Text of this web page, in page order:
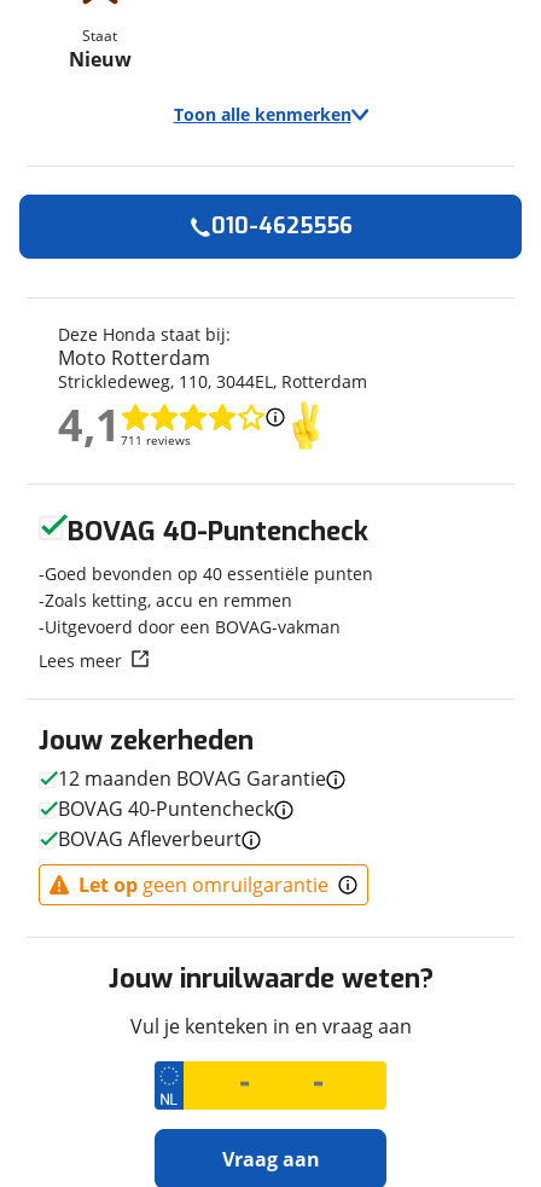
Staat
Nieuw
Toon alle kenmerken
Merk
Honda
Model
Bouwjaar
Modeljaar
2026
Categorie
Chopper
A rijbewijs
Soort voertuig
Motor
Nieuw of occasion
Nieuw
Techniek
Afmetingen en gewicht
Maximaal toelaatbaar
gewicht
223 kg
Blauw
Deze Honda staat bij:
Moto Rotterdam
Strickledeweg, 110, 3044EL, Rotterdam
4,1 711 reviews
4,1
010-4625556
Jouw zekerheden
12 maanden BOVAG Garantie
BOVAG 40-Puntencheck
BOVAG Afleverbeurt
Let op geen omruilgarantie
Jouw inruilwaarde weten?
Vul je kenteken in en vraag aan
Vraag aan
BOVAG 40-Puntencheck
Goed bevonden op 40 essentiële punten
Zoals ketting, accu en remmen
Uitgevoerd door een BOVAG-vakman
Lees meer